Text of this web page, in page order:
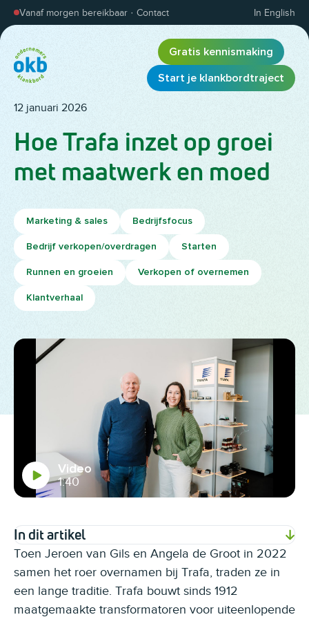
Overslaan en inhoud weergeven
Vanaf morgen bereikbaar · Contact In English
Gratis kennismaking
Start je klankbordtraject
12 januari 2026
Hoe Trafa inzet op groei
met maatwerk en moed
Marketing & sales Bedrijfsfocus
Bedrijf verkopen/overdragen Starten
Runnen en groeien Verkopen of overnemen
Klantverhaal
Video
1:40
In dit artikel
Toen Jeroen van Gils en Angela de Groot in 2022
samen het roer overnamen bij Trafa, traden ze in
een lange traditie. Trafa bouwt sinds 1912
maatgemaakte transformatoren voor uiteenlopende